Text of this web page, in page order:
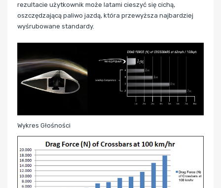
rezultacie użytkownik może latami cieszyć się cichą,
oszczędzającą paliwo jazdą, która przewyższa najbardziej
wyśrubowane standardy.
Wykres Głośności